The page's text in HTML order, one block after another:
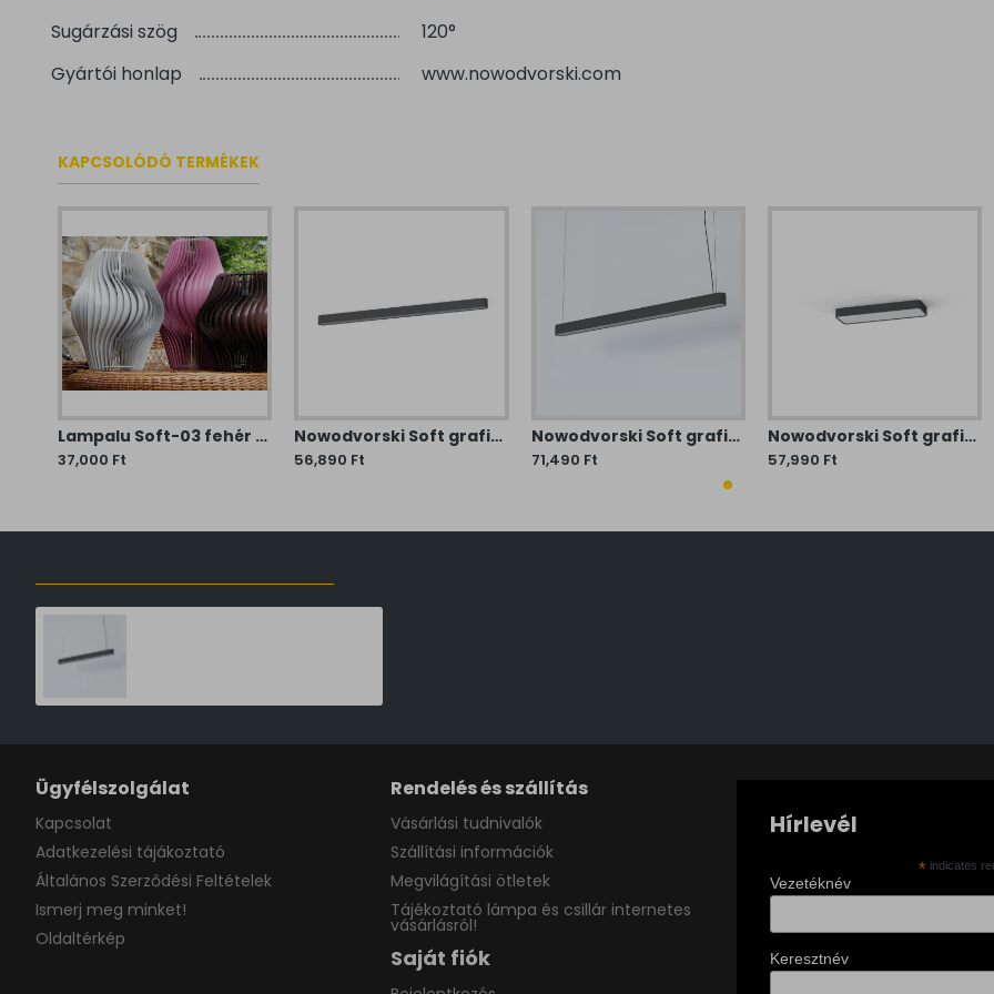
Sugárzási szög
120°
Gyártói honlap
www.nowodvorski.com
KAPCSOLÓDÓ TERMÉKEK
Lampalu Soft-03 fehér függesztett lámpa (LAML-Soft03) E27 1 izzós IP20
37,000 Ft
Nowodvorski Soft grafit-fehér LED mennyezeti lámpa (TL-7524) T8 1 izzós IP20
56,890 Ft
Nowodvorski Soft grafit-fehér LED függesztett lámpa (TL-7525) T8 1 izzós IP20
71,490 Ft
Nowodvorski Soft grafit-fehér LED mennyezeti lámpa (TL-7526) T8 2 izzós IP20
57,990 Ft
Ügyfélszolgálat
Kapcsolat
Adatkezelési tájákoztató
Általános Szerződési Feltételek
Ismerj meg minket!
Oldaltérkép
Rendelés és szállítás
Vásárlási tudnivalók
Szállítási információk
Megvilágítási ötletek
Tájékoztató lámpa és csillár internetes
vásárlásról!
Saját fiók
Hírlevél
* indicates
Vezetéknév
Keresztnév